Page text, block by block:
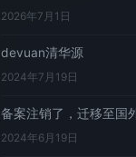
2026年7月1日
devuan清华源
2024年7月19日
备案注销了，迁移至国
2024年6月19日